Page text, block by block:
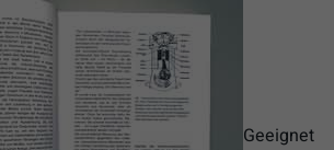
Geeignet